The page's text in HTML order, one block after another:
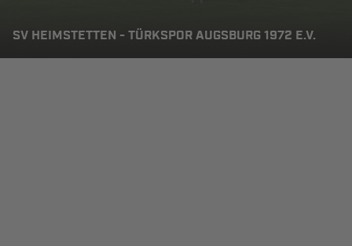
SV HEIMSTETTEN - TÜRKSPOR AUGSBURG 1972 E.V.